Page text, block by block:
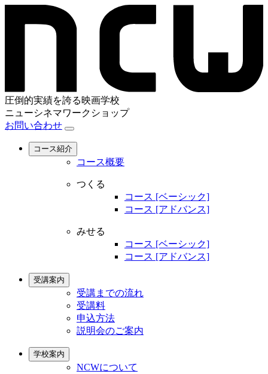
圧倒的実績を誇る映画学校
ニューシネマワークショップ
お問い合わせ
コース紹介
コース概要
つくる
コース [ベーシック]
コース [アドバンス]
みせる
コース [ベーシック]
コース [アドバンス]
受講案内
受講までの流れ
受講料
申込方法
説明会のご案内
学校案内
NCWについて